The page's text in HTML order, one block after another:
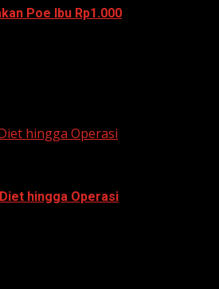
Poe Ibu Rp1.000
hingga Operasi
hingga Operasi